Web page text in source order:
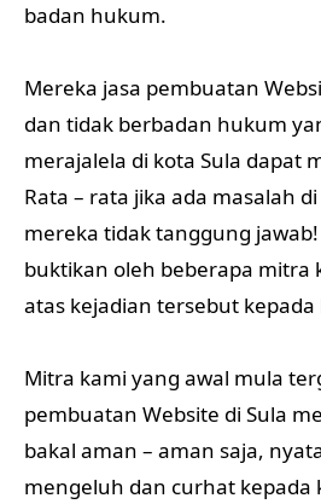
badan hukum.
Mereka jasa pembuatan
dan tidak berbadan hukum
merajalela di kota Sula dapat
Rata – rata jika ada masalah
mereka tidak tanggung
buktikan oleh beberapa mitra
atas kejadian tersebut kepada
Mitra kami yang awal mula
pembuatan Website di Sula
bakal aman – aman saja,
mengeluh dan curhat kepada